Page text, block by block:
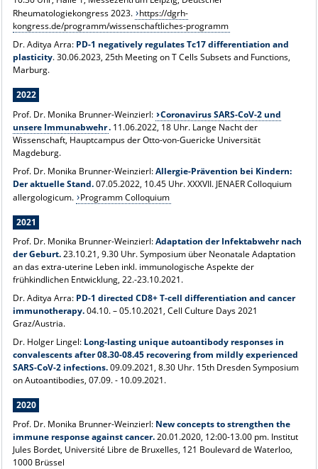
Rheumatologiekongress 2023. https://dgrh-
kongress.de/programm/wissenschaftliches-programm
Dr. Aditya Arra: PD-1 negatively regulates Tc17 differentiation and
plasticity. 30.06.2023, 25th Meeting on T Cells Subsets and Functions,
Marburg.
2022
Prof. Dr. Monika Brunner-Weinzierl:
Coronavirus SARS-CoV-2 und
unsere Immunabwehr.11.06.2022, 18 Uhr. Lange Nacht der
Wissenschaft, Hauptcampus der Otto-von-Guericke Universität
Magdeburg.
Prof. Dr. Monika Brunner-Weinzierl:Allergie-Prävention bei Kindern:
Der aktuelle Stand.07.05.2022, 10.45 Uhr. XXXVII. JENAER Colloquium
allergologicum. Programm Colloquium
2021
Prof. Dr. Monika Brunner-Weinzierl:Adaptation der Infektabwehr nach
der Geburt.23.10.21, 9.30 Uhr. Symposium über Neonatale Adaptation
an das extra-uterine Leben inkl. immunologische Aspekte der
frühkindlichen Entwicklung, 22.-23.10.2021.
Dr. Aditya Arra: PD-1 directed CD8+ T-cell differentiation and cancer
immunotherapy.04.10. – 05.10.2021, Cell Culture Days 2021
Graz/Austria.
Dr. Holger Lingel: Long-lasting unique autoantibody responses in
convalescents after 08.30-08.45 recovering from mildly experienced
SARS-CoV-2 infections.09.09.2021, 8.30 Uhr. 15th Dresden Symposium
on Autoantibodies, 07.09. - 10.09.2021.
2020
Prof. Dr. Monika Brunner-Weinzierl: New concepts to strengthen the
immune response against cancer.20.01.2020, 12:00-13.00 pm. Institut
Jules Bordet, Université Libre de Bruxelles, 121 Boulevard de Waterloo,
1000 Brüssel